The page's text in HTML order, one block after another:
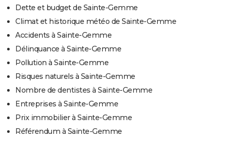
Dette et budget de Sainte-Gemme
Climat et historique météo de Sainte-Gemme
Accidents à Sainte-Gemme
Délinquance à Sainte-Gemme
Pollution à Sainte-Gemme
Risques naturels à Sainte-Gemme
Nombre de dentistes à Sainte-Gemme
Entreprises à Sainte-Gemme
Prix immobilier à Sainte-Gemme
Référendum à Sainte-Gemme